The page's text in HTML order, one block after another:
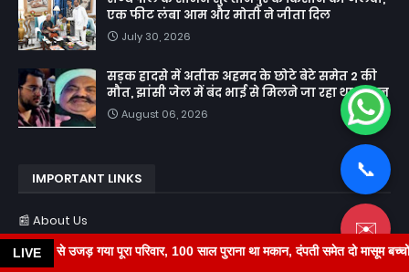
एक फीट लंबा आम और मोती ने जीता दिल
July 30, 2026
सड़क हादसे में अतीक अहमद के छोटे बेटे समेत 2 की
मौत, झांसी जेल में बंद भाई से मिलने जा रहा था अबान
August 06, 2026
IMPORTANT LINKS
📰 About Us
Contact Us
LIVE
पूरा परिवार, 100 साल पुराना था मकान, दंपती समेत दो मासूम बच्चों की मौत चाकू
📞
✉️